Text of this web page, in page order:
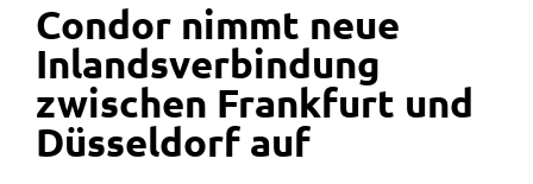
Condor nimmt neue
Inlandsverbindung
zwischen Frankfurt und
Düsseldorf auf